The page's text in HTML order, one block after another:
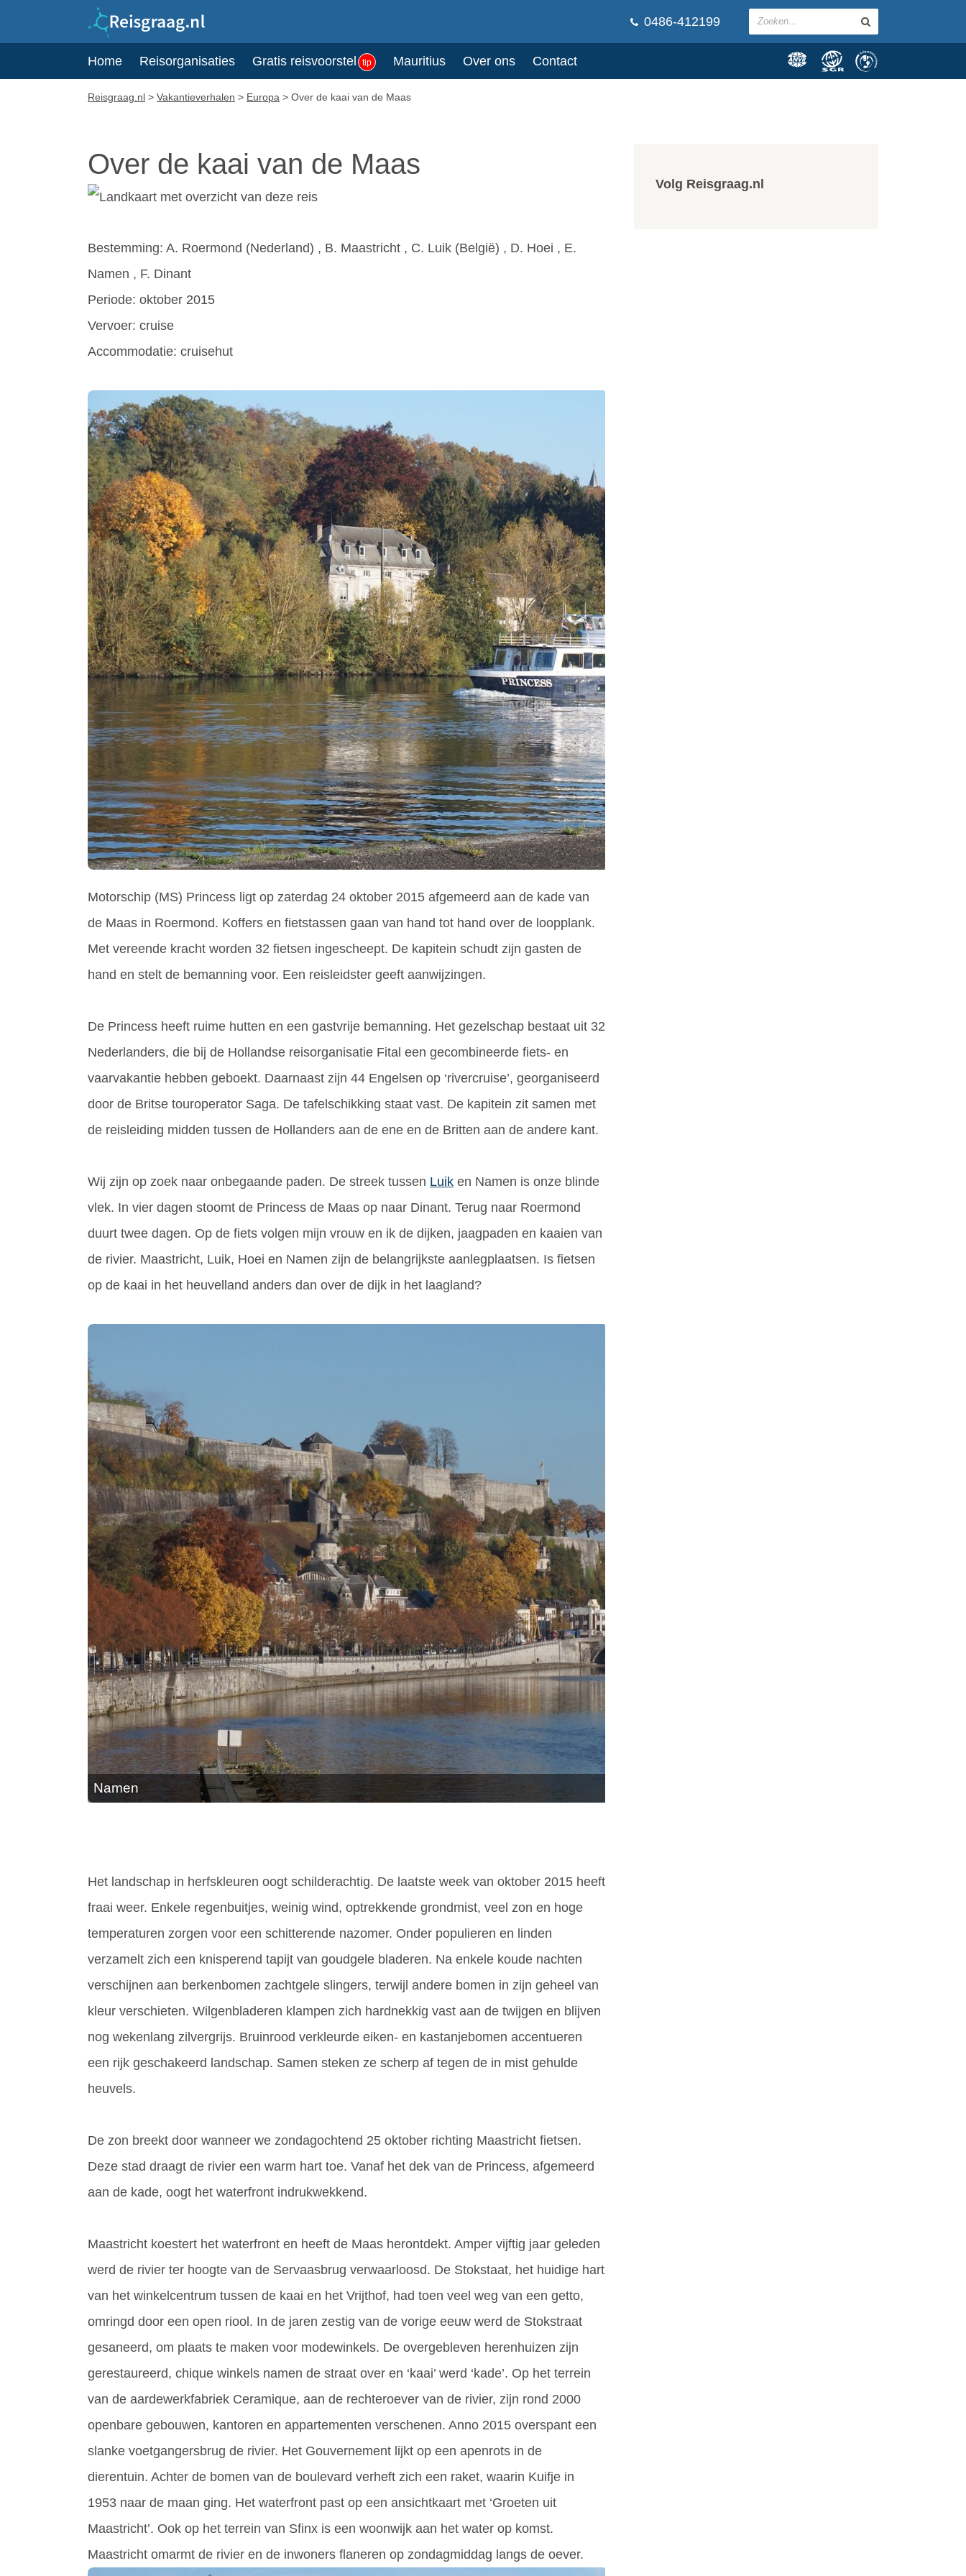
0486-412199
Home Reisorganisaties Gratis reisvoorstel tip Mauritius Over ons Contact
Reisgraag.nl > Vakantieverhalen > Europa > Over de kaai van de Maas
Over de kaai van de Maas
Bestemming: A. Roermond (Nederland) , B. Maastricht , C. Luik (België) , D. Hoei , E.
Namen , F. Dinant
Periode: oktober 2015
Vervoer: cruise
Accommodatie: cruisehut
Motorschip (MS) Princess ligt op zaterdag 24 oktober 2015 afgemeerd aan de kade van
de Maas in Roermond. Koffers en fietstassen gaan van hand tot hand over de loopplank.
Met vereende kracht worden 32 fietsen ingescheept. De kapitein schudt zijn gasten de
hand en stelt de bemanning voor. Een reisleidster geeft aanwijzingen.
De Princess heeft ruime hutten en een gastvrije bemanning. Het gezelschap bestaat uit 32
Nederlanders, die bij de Hollandse reisorganisatie Fital een gecombineerde fiets- en
vaarvakantie hebben geboekt. Daarnaast zijn 44 Engelsen op ‘rivercruise’, georganiseerd
door de Britse touroperator Saga. De tafelschikking staat vast. De kapitein zit samen met
de reisleiding midden tussen de Hollanders aan de ene en de Britten aan de andere kant.
Wij zijn op zoek naar onbegaande paden. De streek tussen Luik en Namen is onze blinde
vlek. In vier dagen stoomt de Princess de Maas op naar Dinant. Terug naar Roermond
duurt twee dagen. Op de fiets volgen mijn vrouw en ik de dijken, jaagpaden en kaaien van
de rivier. Maastricht, Luik, Hoei en Namen zijn de belangrijkste aanlegplaatsen. Is fietsen
op de kaai in het heuvelland anders dan over de dijk in het laagland?
Namen
Het landschap in herfskleuren oogt schilderachtig. De laatste week van oktober 2015 heeft
fraai weer. Enkele regenbuitjes, weinig wind, optrekkende grondmist, veel zon en hoge
temperaturen zorgen voor een schitterende nazomer. Onder populieren en linden
verzamelt zich een knisperend tapijt van goudgele bladeren. Na enkele koude nachten
verschijnen aan berkenbomen zachtgele slingers, terwijl andere bomen in zijn geheel van
kleur verschieten. Wilgenbladeren klampen zich hardnekkig vast aan de twijgen en blijven
nog wekenlang zilvergrijs. Bruinrood verkleurde eiken- en kastanjebomen accentueren
een rijk geschakeerd landschap. Samen steken ze scherp af tegen de in mist gehulde
heuvels.
De zon breekt door wanneer we zondagochtend 25 oktober richting Maastricht fietsen.
Deze stad draagt de rivier een warm hart toe. Vanaf het dek van de Princess, afgemeerd
aan de kade, oogt het waterfront indrukwekkend.
Maastricht koestert het waterfront en heeft de Maas herontdekt. Amper vijftig jaar geleden
werd de rivier ter hoogte van de Servaasbrug verwaarloosd. De Stokstaat, het huidige hart
van het winkelcentrum tussen de kaai en het Vrijthof, had toen veel weg van een getto,
omringd door een open riool. In de jaren zestig van de vorige eeuw werd de Stokstraat
gesaneerd, om plaats te maken voor modewinkels. De overgebleven herenhuizen zijn
gerestaureerd, chique winkels namen de straat over en ‘kaai’ werd ‘kade’. Op het terrein
van de aardewerkfabriek Ceramique, aan de rechteroever van de rivier, zijn rond 2000
openbare gebouwen, kantoren en appartementen verschenen. Anno 2015 overspant een
slanke voetgangersbrug de rivier. Het Gouvernement lijkt op een apenrots in de
dierentuin. Achter de bomen van de boulevard verheft zich een raket, waarin Kuifje in
1953 naar de maan ging. Het waterfront past op een ansichtkaart met ‘Groeten uit
Maastricht’. Ook op het terrein van Sfinx is een woonwijk aan het water op komst.
Maastricht omarmt de rivier en de inwoners flaneren op zondagmiddag langs de oever.
Volg Reisgraag.nl